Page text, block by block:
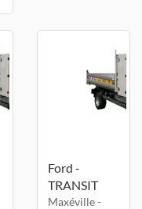
Ford -
TRANSIT
Maxéville -